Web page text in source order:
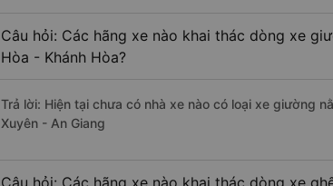
Câu hỏi: Các hãng xe nào khai thác dòng xe
Hòa - Khánh Hòa?
Trả lời: Hiện tại chưa có nhà xe nào có loại xe giường
Xuyên - An Giang